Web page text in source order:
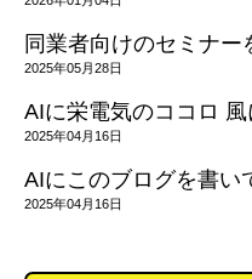
同業者向けのセミナー
2025年05月28日
AIに栄電気のココロ
2025年04月16日
AIにこのブログを書い
2025年04月16日